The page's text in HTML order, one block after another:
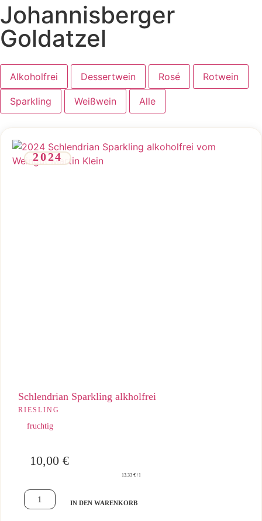
Johannisberger
Goldatzel
Alkoholfrei Dessertwein Rosé Rotwein
Sparkling Weißwein Alle
2024
Schlendrian Sparkling alkholfrei
RIESLING
fruchtig
10,00 €
13.33 € / l
IN DEN WARENKORB